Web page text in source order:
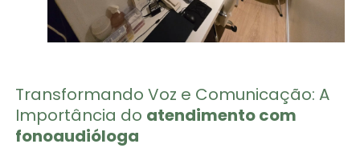
Transformando Voz e Comunicação: A
Importância do atendimento com
fonoaudióloga​